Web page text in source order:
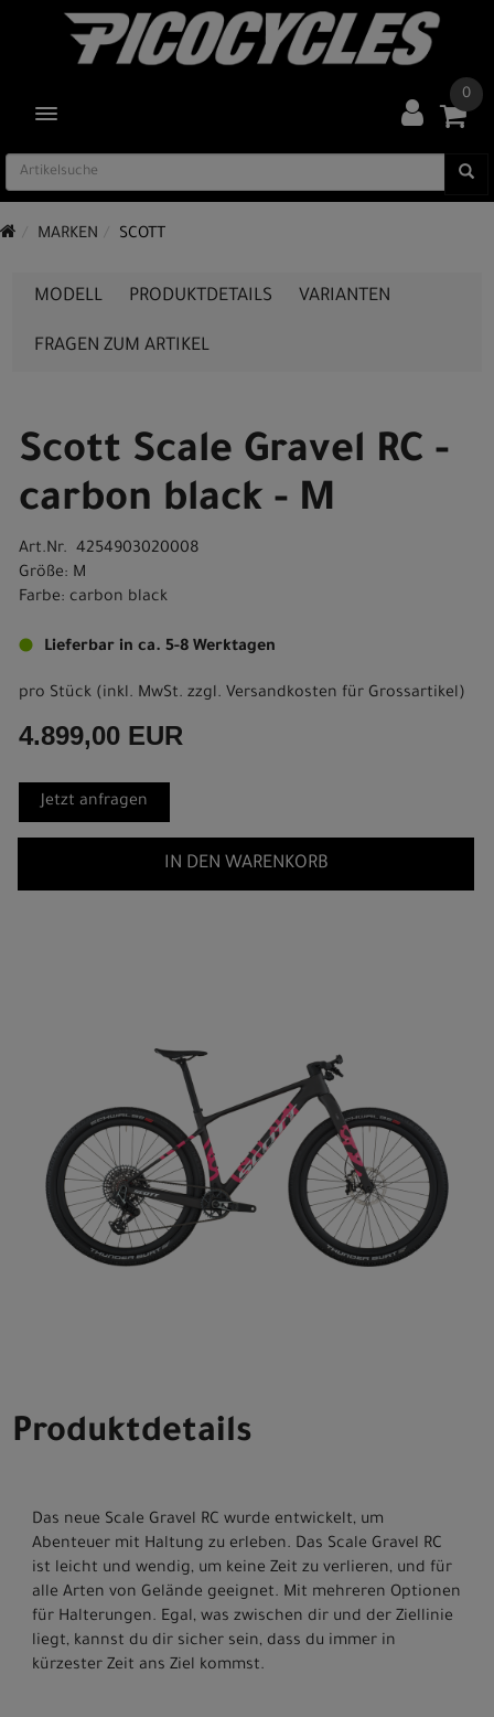
TOGGLE NAVIGATION
0
MARKEN SCOTT
MODELL PRODUKTDETAILS VARIANTEN
FRAGEN ZUM ARTIKEL
Scott Scale Gravel RC -
carbon black - M
Art.Nr. 4254903020008
Größe: M
Farbe: carbon black
Lieferbar in ca. 5-8 Werktagen
pro Stück (inkl. MwSt. zzgl. Versandkosten für Grossartikel)
4.899,00 EUR
Jetzt anfragen
IN DEN WARENKORB
Produktdetails
Das neue Scale Gravel RC wurde entwickelt, um
Abenteuer mit Haltung zu erleben. Das Scale Gravel RC
ist leicht und wendig, um keine Zeit zu verlieren, und für
alle Arten von Gelände geeignet. Mit mehreren Optionen
für Halterungen. Egal, was zwischen dir und der Ziellinie
liegt, kannst du dir sicher sein, dass du immer in
kürzester Zeit ans Ziel kommst.